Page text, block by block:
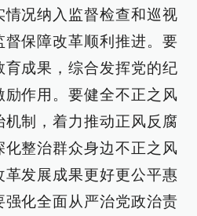
况纳入监督检查和巡视
保障改革顺利推进。要
成果，综合发挥党的纪
作用。要健全不正之风
制，着力推动正风反腐
整治群众身边不正之风
发展成果更好更公平惠
强化全面从严治党政治责